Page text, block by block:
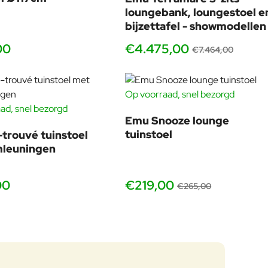
alkalische reinigingsmiddelen. Gebruik neutrale
reinigingsmiddelen, het beste indien verdund in water.
loungebank, loungestoel
bijzettafel - showmodellen
€4.475,00 €7.464,00
snel bezorgd
trouvé tuinstoel
Op voorraad, snel bezorgd
Emu Snooze lounge
tuinstoel
€219,00 €265,00